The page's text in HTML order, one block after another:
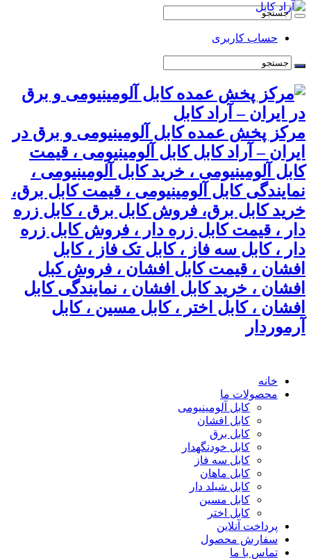
حساب کاربری
مرکز پخش عمده کابل آلومینیومی و برق در
ایران – آراد کابل کابل آلومینیومی ، قیمت
کابل آلومینیومی ، خرید کابل آلومینیومی ،
نمایندگی کابل آلومینیومی ، قیمت کابل برق،
خرید کابل برق، فروش کابل برق ، کابل زره
دار ، قیمت کابل زره دار ، فروش کابل زره
دار ، کابل سه فاز ، کابل تک فاز ، کابل
افشان ، قیمت کابل افشان ، فروش کبل
افشان ، خرید کابل افشان ، نمایندگی کابل
افشان ، کابل اختر ، کابل مسین ، کابل
آرموردار
خانه
محصولات ما
کابل آلومینیومی
کابل افشان
کابل برق
کابل خودنگهدار
کابل سه فاز
کابل ماهان
کابل شیلد دار
کابل مسین
کابل اختر
پرداخت آنلاین
سفارش محصول
تماس با ما